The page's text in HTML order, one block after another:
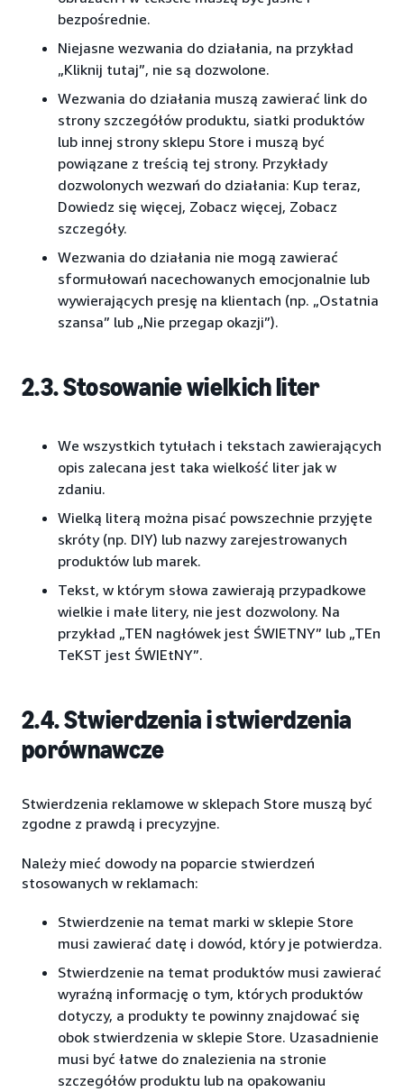
bezpośrednie.
Niejasne wezwania do działania, na przykład
„Kliknij tutaj”, nie są dozwolone.
Wezwania do działania muszą zawierać link do
strony szczegółów produktu, siatki produktów
lub innej strony sklepu Store i muszą być
powiązane z treścią tej strony. Przykłady
dozwolonych wezwań do działania: Kup teraz,
Dowiedz się więcej, Zobacz więcej, Zobacz
szczegóły.
Wezwania do działania nie mogą zawierać
sformułowań nacechowanych emocjonalnie lub
wywierających presję na klientach (np. „Ostatnia
szansa” lub „Nie przegap okazji”).
2.3. Stosowanie wielkich liter
We wszystkich tytułach i tekstach zawierających
opis zalecana jest taka wielkość liter jak w
zdaniu.
Wielką literą można pisać powszechnie przyjęte
skróty (np. DIY) lub nazwy zarejestrowanych
produktów lub marek.
Tekst, w którym słowa zawierają przypadkowe
wielkie i małe litery, nie jest dozwolony. Na
przykład „TEN nagłówek jest ŚWIETNY” lub „TEn
TeKST jest ŚWIEtNY”.
2.4. Stwierdzenia i stwierdzenia
porównawcze
Stwierdzenia reklamowe w sklepach Store muszą być
zgodne z prawdą i precyzyjne.
Należy mieć dowody na poparcie stwierdzeń
stosowanych w reklamach:
Stwierdzenie na temat marki w sklepie Store
musi zawierać datę i dowód, który je potwierdza.
Stwierdzenie na temat produktów musi zawierać
wyraźną informację o tym, których produktów
dotyczy, a produkty te powinny znajdować się
obok stwierdzenia w sklepie Store. Uzasadnienie
musi być łatwe do znalezienia na stronie
szczegółów produktu lub na opakowaniu